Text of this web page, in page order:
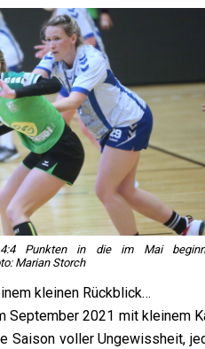
Punkten in die im Mai
Marian Storch
kleinen Rückblick…
September 2021 mit kleinem
Saison voller Ungewissheit,